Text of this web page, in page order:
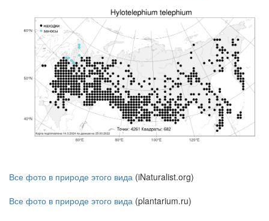
Все фото в природе этого вида (iNaturalist.org)
Все фото в природе этого вида (plantarium.ru)